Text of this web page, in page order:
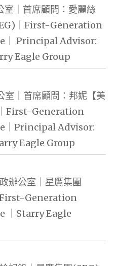
｜首席顧問：愛麗絲
｜First-Generation
Principal Advisor:
Eagle Group
室｜首席顧問：邦妮【美
First-Generation
Principal Advisor:
Eagle Group
辦公室｜星鷹集團
First-Generation
｜Starry Eagle